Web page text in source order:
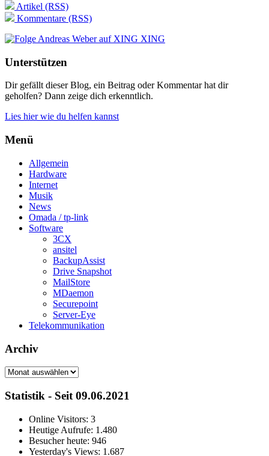
Artikel (RSS)
Kommentare (RSS)
XING
Unterstützen
Dir gefällt dieser Blog, ein Beitrag oder Kommentar hat dir
geholfen? Dann zeige dich erkenntlich.
Lies hier wie du helfen kannst
Menü
Allgemein
Hardware
Internet
Musik
News
Omada / tp-link
Software
3CX
ansitel
BackupAssist
Drive Snapshot
MailStore
MDaemon
Securepoint
Server-Eye
Telekommunikation
Archiv
Archiv
Statistik - Seit 09.06.2021
Online Visitors: 3
Heutige Aufrufe: 1.480
Besucher heute: 946
Yesterday's Views: 1.687